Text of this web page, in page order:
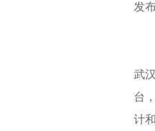
发
武
台
计